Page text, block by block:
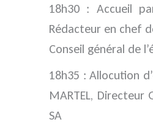
18h30 : Accueil
Rédacteur en chef
Conseil général de
18h35 : Allocution
MARTEL, Directeur
SA